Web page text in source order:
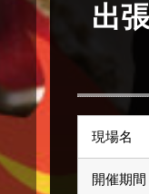
出
現場名
開催期間